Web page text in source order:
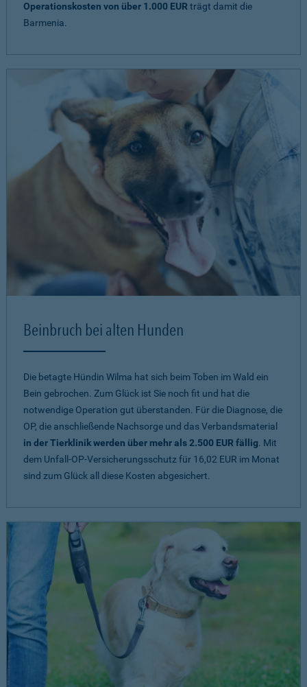
Operationskosten von über 1.000 EUR trägt damit die
Barmenia.
Beinbruch bei alten Hunden
Die betagte Hündin Wilma hat sich beim Toben im Wald ein
Bein gebrochen. Zum Glück ist Sie noch fit und hat die
notwendige Operation gut überstanden. Für die Diagnose, die
OP, die anschließende Nachsorge und das Verbandsmaterial
in der Tierklinik werden über mehr als 2.500 EUR fällig. Mit
dem Unfall-OP-Versicherungsschutz für 16,02 EUR im Monat
sind zum Glück all diese Kosten abgesichert.